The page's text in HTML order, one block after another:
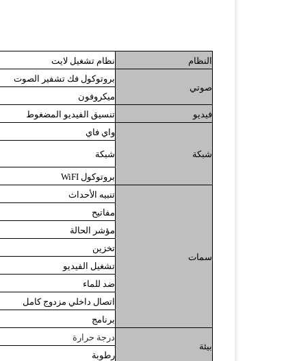
النظام نظام تشغيل لايت
صوتي
بروتوكول فك تشفير الصوت
ميكروفون
فيديو
تنسيق الفيديو المضغوط
شبكة
واي فاي
شبكة
بروتوكول WiFI
سمات
تنبيه الأحداث
مفاتيح
مؤشر الحالة
تخزين
تشغيل الفيديو
ضد للماء
اتصال داخلي مزدوج كامل
برنامج
بيئة
درجة حرارة
رطوبة